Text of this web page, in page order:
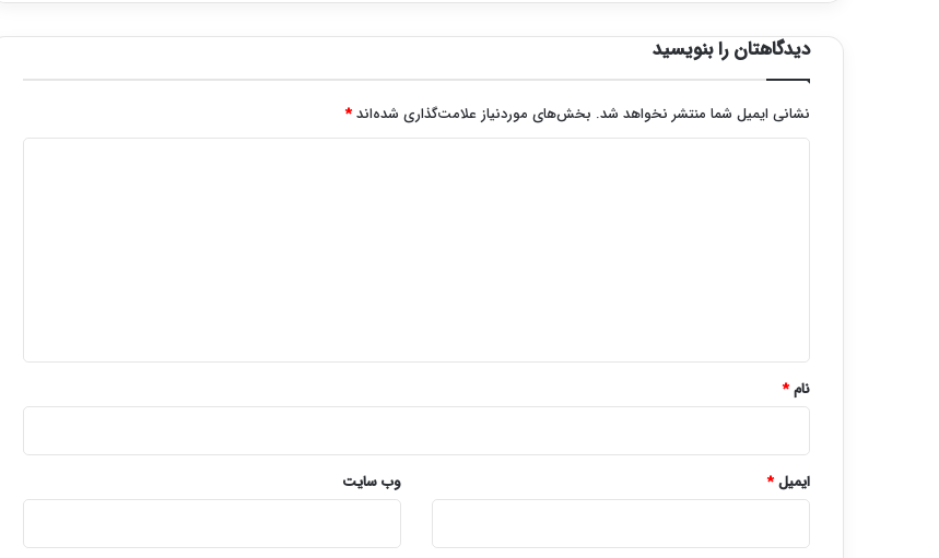
دیدگاهتان را بنویسید
نشانی ایمیل شما منتشر نخواهد شد. بخش‌های موردنیاز علامت‌گذاری شده‌اند*
نام*
ایمیل* وب‌ سایت